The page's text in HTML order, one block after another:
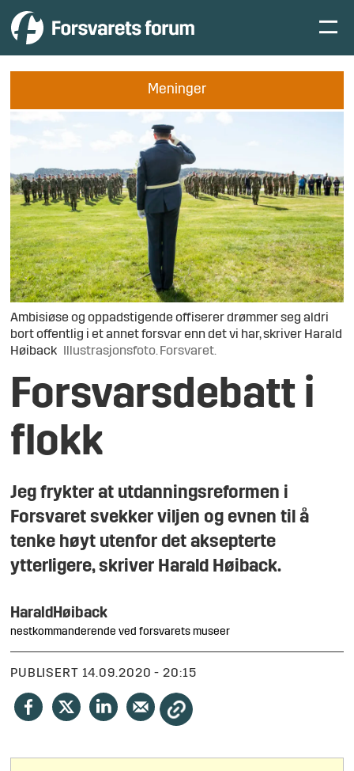
Meninger
Ambisiøse og oppadstigende offiserer drømmer seg aldri
bort offentlig i et annet forsvar enn det vi har, skriver Harald
Høiback
Illustrasjonsfoto. Forsvaret.
Forsvarsdebatt i
flokk
Jeg frykter at utdanningsreformen i
Forsvaret svekker viljen og evnen til å
tenke høyt utenfor det aksepterte
ytterligere, skriver Harald Høiback.
HaraldHøiback
nestkommanderende ved forsvarets museer
PUBLISERT 14.09.2020 - 20:15